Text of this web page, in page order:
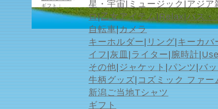
ギフト
：
星・宇宙 ミュージック アジア
ロ|乙女アイテム|Relax バス・
自転車|カメラ
キーホルダー リング キーカバ
イフ 灰皿 ライター 腕時計
その他 ジャケット パンツ バ
牛柄グッズ コズミック ファー
新潟ご当地Tシャツ
ギフト